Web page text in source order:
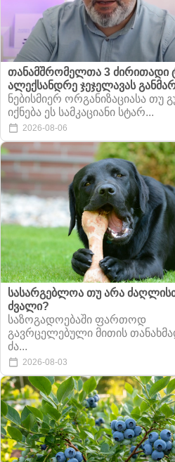
თანამშრომელთა 3 ძირითადი
ალექსანდრე ჯეჯელავას
ნებისმიერ ორგანიზაციასა თუ
იქნება ეს სამკაციანი სტარ...
2026-08-06
სასარგებლოა თუ არა
ძვალი?
საზოგადოებაში ფართოდ
გავრცელებული მითის
ძა...
2026-08-03